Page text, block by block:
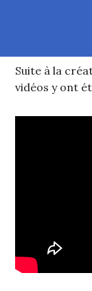
Suite à la
vidéos y ont